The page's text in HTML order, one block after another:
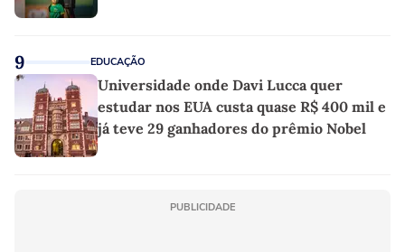
9 EDUCAÇÃO
Universidade onde Davi Lucca quer
estudar nos EUA custa quase R$ 400 mil e
já teve 29 ganhadores do prêmio Nobel
PUBLICIDADE